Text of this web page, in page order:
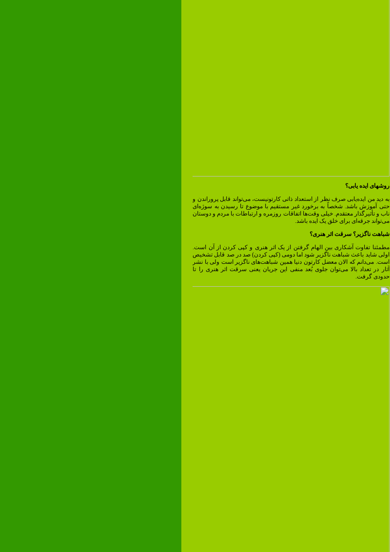
روشهای ایده یابی؟
به دید من ایده‌یابی صرف نظر از استعداد ذاتی کارتونیست، می‌تواند قابل پروراندن و
حتی آموزش باشد. شخصاً به برخورد غیر مستقیم با موضوع تا رسیدن به سوژه‌ای
ناب و تأثیرگذار معتقدم. خیلی وقت‌ها اتفاقات روزمره و ارتباطات با مردم و دوستان
می‌تواند جرقه‌ای برای خلق یک ایده باشد.
شباهت ناگزیر؟ سرقت اثر هنری؟
مطمئنا تفاوت آشکاری بین الهام گرفتن از یک اثر هنری و کپی کردن از آن است.
اولی شاید باعث شباهت ناگزیر شود اما دومی (کپی کردن) صد در صد قابل تشخیص
است. می‌دانم که الان معضل کارتون دنیا همین شباهت‌های ناگزیر است ولی با نشر
آثار در تعداد بالا می‌توان جلوی بُعد منفی این جریان یعنی سرقت اثر هنری را تا
حدودی گرفت.